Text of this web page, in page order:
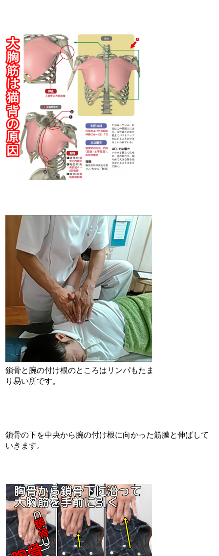
鎖骨と腕の付け根のところはリンパもたま
り易い所です。
鎖骨の下を中央から腕の付け根に向かった筋膜と伸ばして
いきます。